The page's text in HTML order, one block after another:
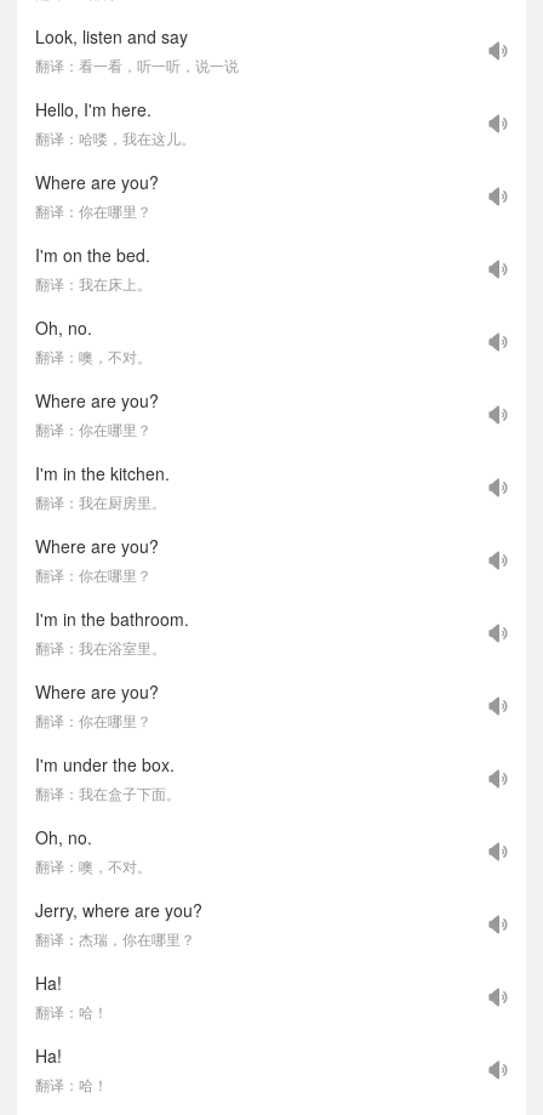
Look, listen and say
翻译：看一看，听一听，说一说
Hello, I'm here.
翻译：哈喽，我在这儿。
Where are you?
翻译：你在哪里？
I'm on the bed.
翻译：我在床上。
Oh, no.
翻译：噢，不对。
Where are you?
翻译：你在哪里？
I'm in the kitchen.
翻译：我在厨房里。
Where are you?
翻译：你在哪里？
I'm in the bathroom.
翻译：我在浴室里。
Where are you?
翻译：你在哪里？
I'm under the box.
翻译：我在盒子下面。
Oh, no.
翻译：噢，不对。
Jerry, where are you?
翻译：杰瑞，你在哪里？
Ha!
翻译：哈！
Ha!
翻译：哈！